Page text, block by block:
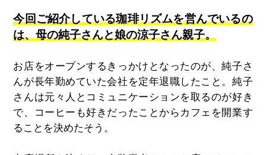
今回ご紹介している珈琲リズムを営んでいるの
は、母の純子さんと娘の涼子さん親子。
お店をオープンするきっかけとなったのが、純子さ
んが長年勤めていた会社を定年退職したこと。純子
さんは元々人とコミュニケーションを取るのが好き
で、コーヒーも好きだったことからカフェを開業す
ることを決めたそう。